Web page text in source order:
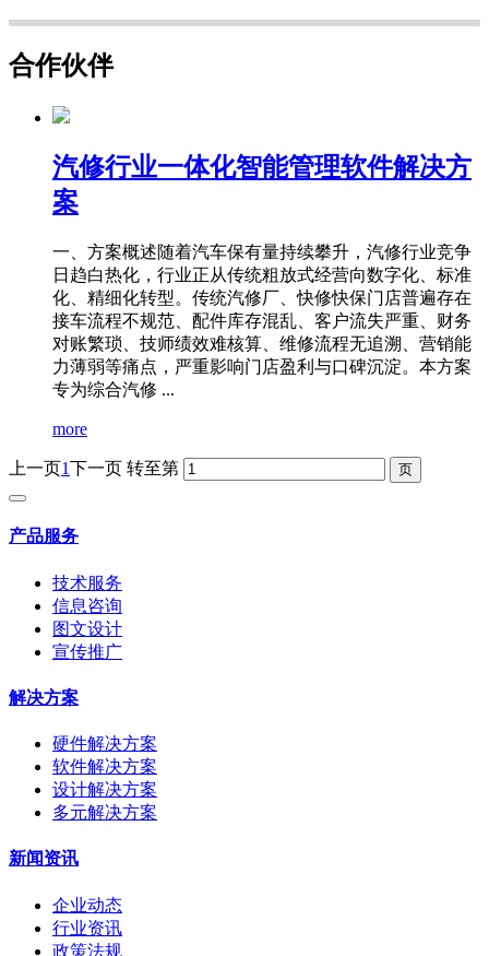
合作伙伴
汽修行业一体化智能管理软件解决方
案
一、方案概述随着汽车保有量持续攀升，汽修行业竞争
日趋白热化，行业正从传统粗放式经营向数字化、标准
化、精细化转型。传统汽修厂、快修快保门店普遍存在
接车流程不规范、配件库存混乱、客户流失严重、财务
对账繁琐、技师绩效难核算、维修流程无追溯、营销能
力薄弱等痛点，严重影响门店盈利与口碑沉淀。本方案
专为综合汽修 ...
more
上一页1下一页 转至第
产品服务
技术服务
信息咨询
图文设计
宣传推广
解决方案
硬件解决方案
软件解决方案
设计解决方案
多元解决方案
新闻资讯
企业动态
行业资讯
政策法规